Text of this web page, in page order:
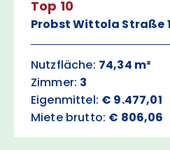
Top 10
Probst Wittola Straße
Nutzfläche: 74,34 m²
Zimmer: 3
Eigenmittel: € 9.477,01
Miete brutto: € 806,06